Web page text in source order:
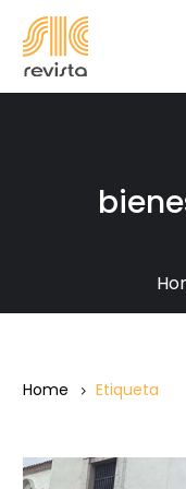
Home Etiqueta
Denuncia